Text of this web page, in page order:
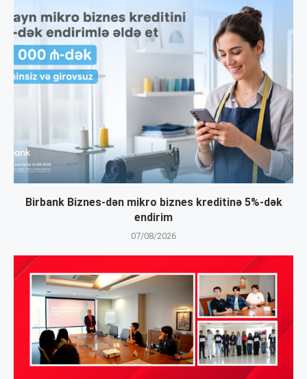
Birbank Biznes-dən mikro biznes kreditinə 5%-dək
endirim
07/08/2026